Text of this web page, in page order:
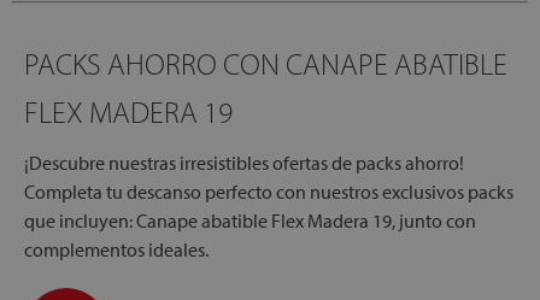
PACKS AHORRO CON CANAPE ABATIBLE
FLEX MADERA 19
¡Descubre nuestras irresistibles ofertas de packs ahorro!
Completa tu descanso perfecto con nuestros exclusivos packs
que incluyen: Canape abatible Flex Madera 19, junto con
complementos ideales.